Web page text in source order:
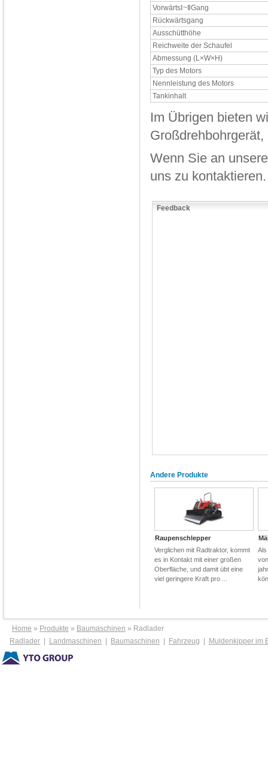
VorwärtsⅠ~ⅡGang
Rückwärtsgang
Ausschütthöhe
Reichweite der Schaufel
Abmessung (L×W×H)
Typ des Motors
Nennleistung des Motors
Tankinhalt
Im Übrigen bieten
Großdrehbohrgerät,
Wenn Sie an
uns zu kontaktieren.
Feedback
Andere Produkte
Raupenschlepper
Verglichen mit Radtraktor, kommt
es in Kontakt mit einer großen
Oberfläche, und damit übt eine
viel geringere Kraft pro ...
Home » Produkte » Baumaschinen » Radlader
Radlader
Landmaschinen Baumaschinen Fahrzeug Muldenkipper im